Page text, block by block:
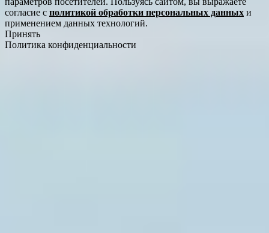
согласие с политикой обработки персональных данных и
применением данных технологий.
Принять
Политика конфиденциальности